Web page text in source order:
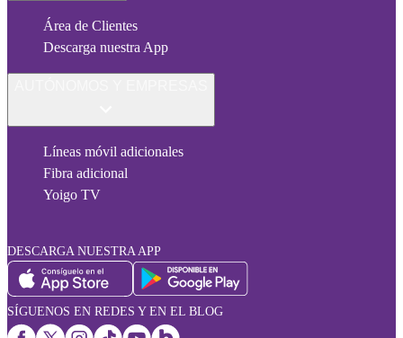
Área de Clientes
Descarga nuestra App
Líneas móvil adicionales
Fibra adicional
Yoigo TV
DESCARGA NUESTRA APP
SÍGUENOS EN REDES Y EN EL BLOG